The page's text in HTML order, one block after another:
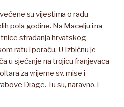
su vijestima o radu
pola godine. Na Macelju i na
stradanja hrvatskog
ratu i poraću. U Izbičnu je
u sjećanje na trojicu franjevaca
za vrijeme sv. mise i
Drage. Tu su, naravno, i